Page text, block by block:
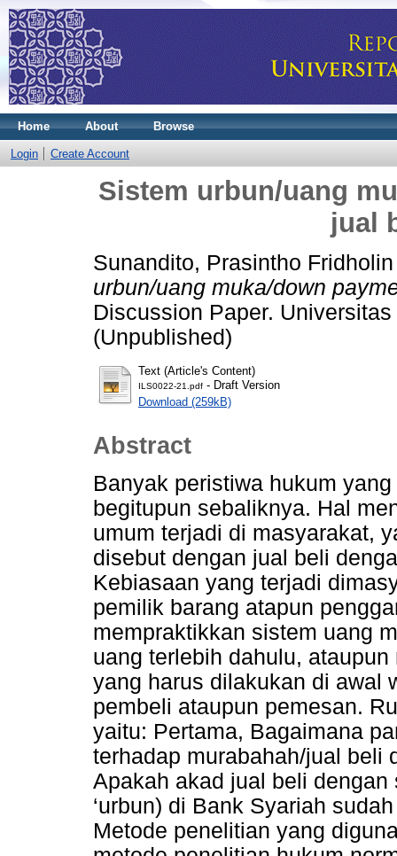
Home About Browse
Login Create Account
Sistem urbun/uang
jual
Sunandito, Prasintho Fridholin
urbun/uang muka/down
Discussion Paper.
(Unpublished)
Text (Article's Content)
ILS0022-21.pdf - Draft Version
Download (259kB)
Abstract
Banyak peristiwa hukum
begitupun sebaliknya. Hal
umum terjadi di masyarakat,
disebut dengan jual beli
Kebiasaan yang terjadi
pemilik barang atapun
mempraktikkan sistem uang
uang terlebih dahulu,
yang harus dilakukan di awal
pembeli ataupun pemesan.
yaitu: Pertama, Bagaimana
terhadap murabahah/jual beli
Apakah akad jual beli
‘urbun) di Bank Syariah
Metode penelitian yang